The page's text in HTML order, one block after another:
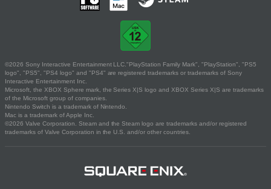
©2026 Sony Interactive Entertainment LLC."PlayStation Family Mark", "PlayStation", "PS5
logo", "PS5", "PS4 logo" and "PS4" are registered trademarks or trademarks of Sony
Interactive Entertainment Inc.
Microsoft, the XBOX Sphere mark, the Series X|S logo and XBOX Series X|S are trademarks
of the Microsoft group of companies.
Nintendo Switch is a trademark of Nintendo.
Mac is a trademark of Apple Inc.
©2026 Valve Corporation. Steam and the Steam logo are trademarks and/or registered
trademarks of Valve Corporation in the U.S. and/or other countries.